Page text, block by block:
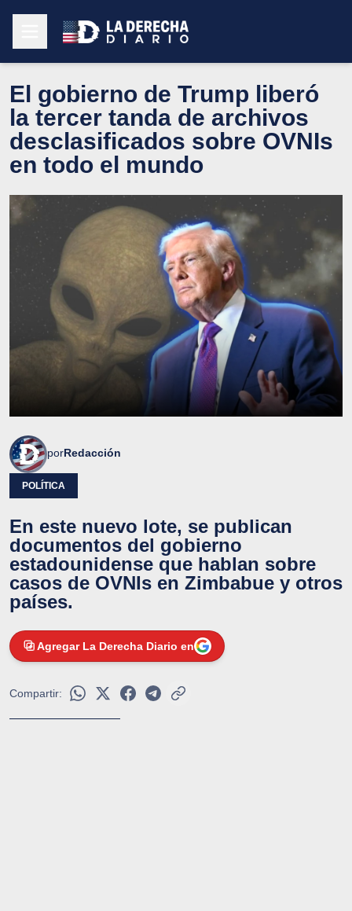
El gobierno de Trump liberó
la tercer tanda de archivos
desclasificados sobre OVNIs
en todo el mundo
porRedacción
POLÍTICA
En este nuevo lote, se publican
documentos del gobierno
estadounidense que hablan sobre
casos de OVNIs en Zimbabue y otros
países.
Agregar La Derecha Diario en
Compartir: